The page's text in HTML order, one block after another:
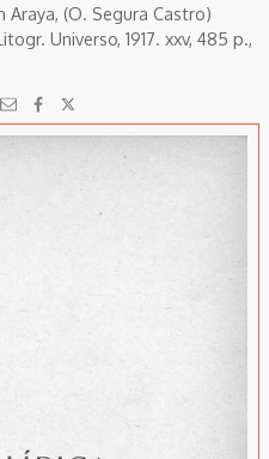
Araya, (O. Segura Castro)
Universo, 1917. xxv, 485 p.,